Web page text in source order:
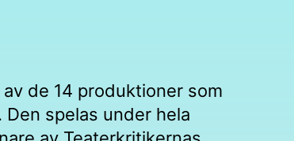
de 14 produktioner som
spelas under hela